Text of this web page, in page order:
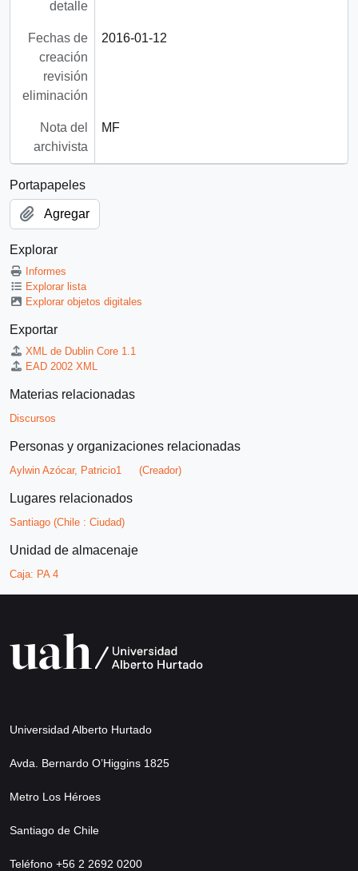
detalle
Fechas de
creación
revisión
eliminación
2016-01-12
Nota del
archivista
MF
Portapapeles
Agregar
Explorar
Informes
Explorar lista
Explorar objetos digitales
Exportar
XML de Dublin Core 1.1
EAD 2002 XML
Materias relacionadas
Discursos
Personas y organizaciones relacionadas
Aylwin Azócar, Patricio1 (Creador)
Lugares relacionados
Santiago (Chile : Ciudad)
Unidad de almacenaje
Caja: PA 4
Universidad Alberto Hurtado
Avda. Bernardo O’Higgins 1825
Metro Los Héroes
Santiago de Chile
Teléfono +56 2 2692 0200